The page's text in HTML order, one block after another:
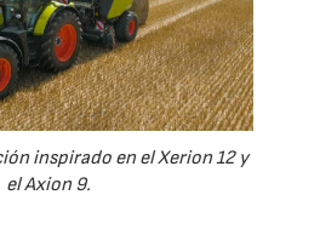
inspirado en el Xerion 12 y
el Axion 9.